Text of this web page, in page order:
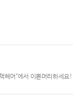
헤어"에서 이쁜머리하세